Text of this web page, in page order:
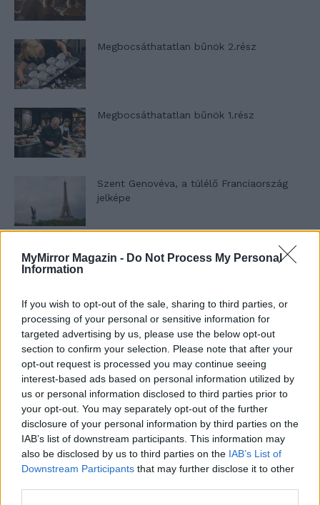
MyMirror Magazin - Do Not Process My Personal
Information
If you wish to opt-out of the sale, sharing to third parties, or
processing of your personal or sensitive information for
targeted advertising by us, please use the below opt-out
section to confirm your selection. Please note that after your
opt-out request is processed you may continue seeing
interest-based ads based on personal information utilized by
us or personal information disclosed to third parties prior to
your opt-out. You may separately opt-out of the further
disclosure of your personal information by third parties on the
IAB’s list of downstream participants. This information may
also be disclosed by us to third parties on the IAB’s List of
Downstream Participants that may further disclose it to other
Megbocsáthatatlan bűnök 2.rész
Megbocsáthatatlan bűnök 1.rész
Szent Genovéva, a túlélő Franciaország
jelképe
Minka 12. rész
Minka 11. rész
T. szereti a fiatal lányokat 14. rész
Pedig szóltam… – Miért nem hiszünk a
nőknek, amikor segítséget kérnek?